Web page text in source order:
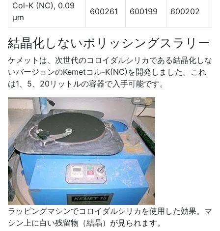
Col-K (NC), 0.09
μm
600261 600199 600202
結晶化しないポリッシングスラリー
ケメットは、次世代のコロイダルシリカである結晶化しな
いバージョンのKemetコル-K(NC)を開発しました。これ
は1、5、20リットルの容器で入手可能です。
ラッピングマシンでコロイダルシリカを使用した効果。マ
シン上に白い残留物（結晶）が見られます。